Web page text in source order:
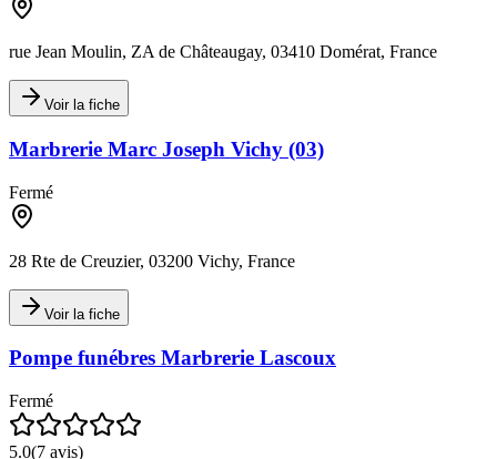
rue Jean Moulin, ZA de Châteaugay, 03410 Domérat, France
Voir la fiche
Marbrerie Marc Joseph Vichy (03)
Fermé
28 Rte de Creuzier, 03200 Vichy, France
Voir la fiche
Pompe funébres Marbrerie Lascoux
Fermé
5.0(7 avis)